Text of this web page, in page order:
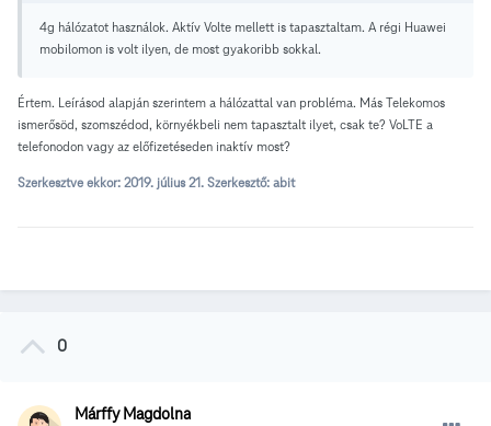
4g hálózatot használok. Aktív Volte mellett is tapasztaltam. A régi Huawei
mobilomon is volt ilyen, de most gyakoribb sokkal.
Értem. Leírásod alapján szerintem a hálózattal van probléma. Más Telekomos
ismerősöd, szomszédod, környékbeli nem tapasztalt ilyet, csak te? VoLTE a
telefonodon vagy az előfizetéseden inaktív most?
Szerkesztve ekkor: 2019. július 21. Szerkesztő: abit
0
Márffy Magdolna